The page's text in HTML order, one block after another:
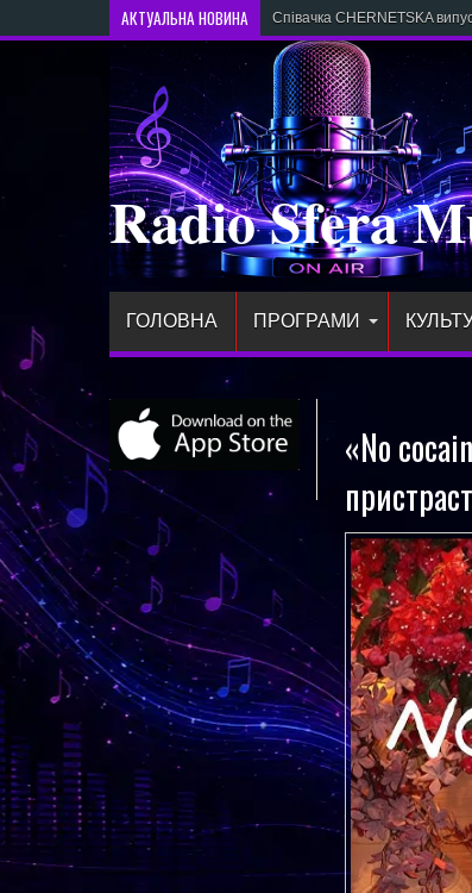
АКТУАЛЬНА НОВИНА Співачка CHERNETSKA
Radio Sfera
ГОЛОВНА ПРОГРАМИ
«No